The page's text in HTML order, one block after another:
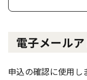
電子メール
申込の確認に使用し